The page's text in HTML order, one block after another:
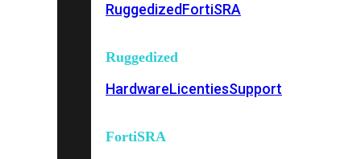
RuggedizedFortiSRA
Ruggedized
HardwareLicentiesSupport
FortiSRA